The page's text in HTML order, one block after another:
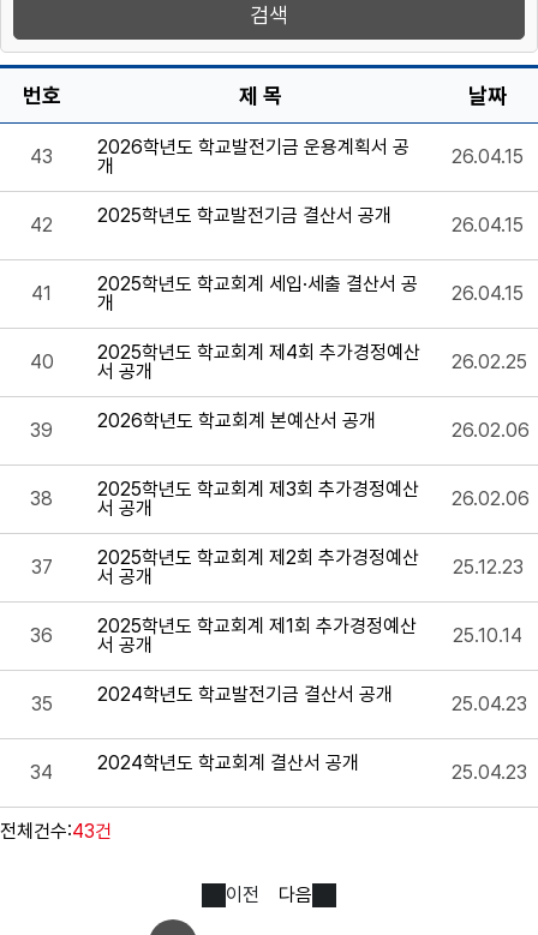
번호 제 목 날짜
43
2026학년도 학교발전기금 운용계획서 공
개
26.04.15
42 2025학년도 학교발전기금 결산서 공개 26.04.15
41
2025학년도 학교회계 세입·세출 결산서 공
개
26.04.15
40
2025학년도 학교회계 제4회 추가경정예산
서 공개
26.02.25
39 2026학년도 학교회계 본예산서 공개 26.02.06
38
2025학년도 학교회계 제3회 추가경정예산
서 공개
26.02.06
37
2025학년도 학교회계 제2회 추가경정예산
서 공개
25.12.23
36
2025학년도 학교회계 제1회 추가경정예산
서 공개
25.10.14
35 2024학년도 학교발전기금 결산서 공개 25.04.23
34 2024학년도 학교회계 결산서 공개 25.04.23
전체건수:43건
이전 다음